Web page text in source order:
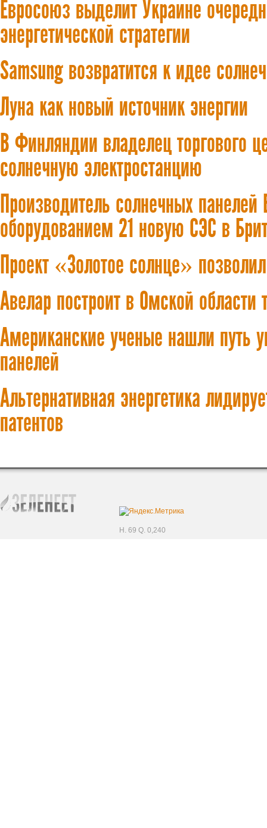
Евросоюз выделит Украине
энергетической стратегии
Samsung возвратится к идее
Луна как новый источник энергии
В Финляндии владелец торгового
солнечную электростанцию
Производитель солнечных
оборудованием 21 новую СЭС в
Проект «Золотое солнце»
Авелар построит в Омской области
Американские ученые нашли путь
панелей
Альтернативная энергетика
патентов
H. 69 Q. 0,240